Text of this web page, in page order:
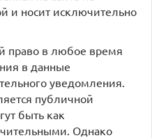
и носит исключительно
право в любое время
в данные
уведомления.
публичной
быть как
Однако